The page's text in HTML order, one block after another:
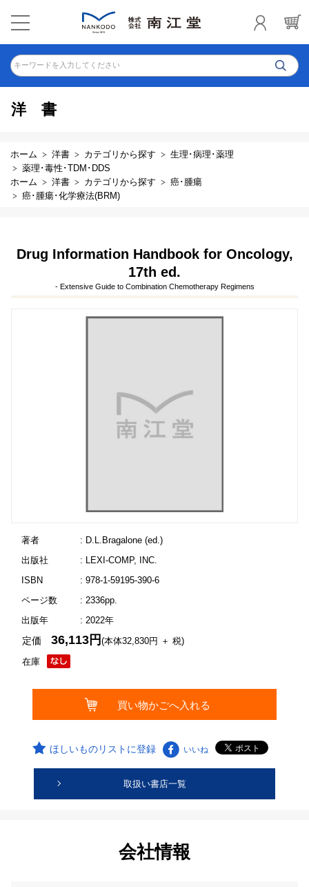
キーワードを入力してください
洋書
ホーム 洋書 カテゴリから探す
生理･病理･薬理
薬理･毒性･TDM･DDS
ホーム
洋書 カテゴリから探す
癌･腫瘍
癌･腫瘍･化学療法(BRM)
Drug Information Handbook for Oncology,
17th ed.
- Extensive Guide to Combination Chemotherapy Regimens
著者
: D.L.Bragalone (ed.)
出版社
: LEXI-COMP, INC.
ISBN
: 978-1-59195-390-6
ページ数
: 2336pp.
出版年
: 2022年
在庫
定価36,113円(本体32,830円 ＋ 税)
ほしいものリストに登録 いいね
取扱い書店一覧
会社情報